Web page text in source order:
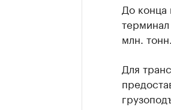
До конца
млн. тонн.
Для